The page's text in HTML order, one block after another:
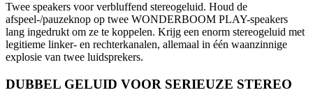
Twee speakers voor verbluffend stereogeluid. Houd de
afspeel-/pauzeknop op twee WONDERBOOM PLAY-speakers
lang ingedrukt om ze te koppelen. Krijg een enorm stereogeluid met
legitieme linker- en rechterkanalen, allemaal in één waanzinnige
explosie van twee luidsprekers.
DUBBEL GELUID VOOR SERIEUZE STEREO